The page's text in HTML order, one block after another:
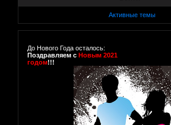
Активные темы
До Нового Года осталось:
Поздравляем с Новым 2021
годом!!!